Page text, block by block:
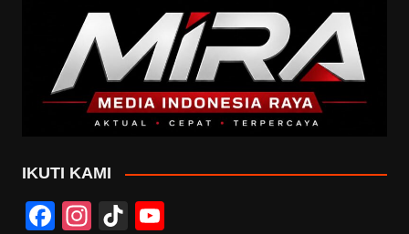
IKUTI KAMI
F
In
Ti